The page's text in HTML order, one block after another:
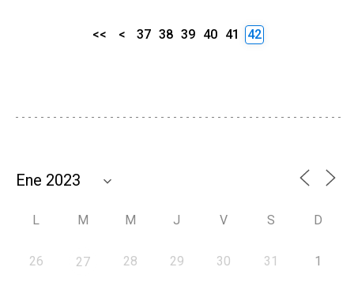
<< < 37 38 39 40 41 42
L M M J V S D
26 27 28 29 30 31 1